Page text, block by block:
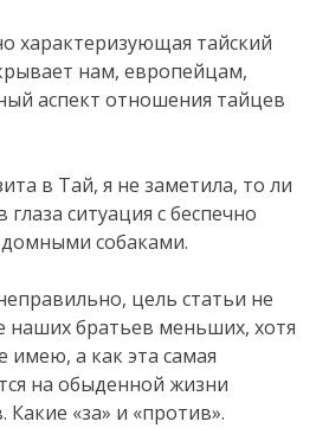
характеризующая тайский
нам, европейцам,
аспект отношения тайцев
в Тай, я не заметила, то ли
ситуация с беспечно
собаками.
цель статьи не
наших братьев меньших, хотя
имею, а как эта самая
на обыденной жизни
Какие «за» и «против».